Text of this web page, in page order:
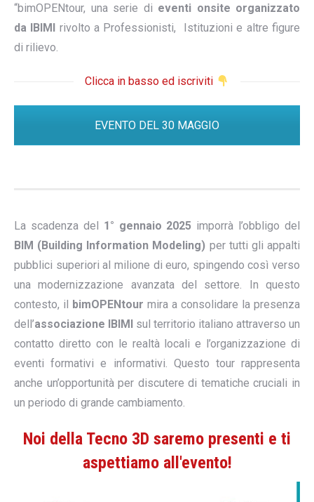
“bimOPENtour, una serie di eventi onsite organizzato
da IBIMI rivolto a Professionisti, Istituzioni e altre figure
di rilievo.
Clicca in basso ed iscriviti
EVENTO DEL 30 MAGGIO
La scadenza del 1° gennaio 2025 imporrà l’obbligo del
BIM (Building Information Modeling) per tutti gli appalti
pubblici superiori al milione di euro, spingendo così verso
una modernizzazione avanzata del settore. In questo
contesto, il bimOPENtour mira a consolidare la presenza
dell’associazione IBIMI sul territorio italiano attraverso un
contatto diretto con le realtà locali e l’organizzazione di
eventi formativi e informativi. Questo tour rappresenta
anche un’opportunità per discutere di tematiche cruciali in
un periodo di grande cambiamento.
Noi della Tecno 3D saremo presenti e ti
aspettiamo all'evento!